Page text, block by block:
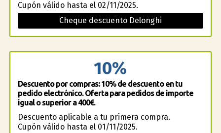
Cupón válido hasta el 02/11/2025.
Cheque descuento Delonghi
10%
Descuento por compras: 10% de descuento en tu
pedido electrónico. Oferta para pedidos de importe
igual o superior a 400€.
Descuento aplicable a tu primera compra.
Cupón válido hasta el 01/11/2025.